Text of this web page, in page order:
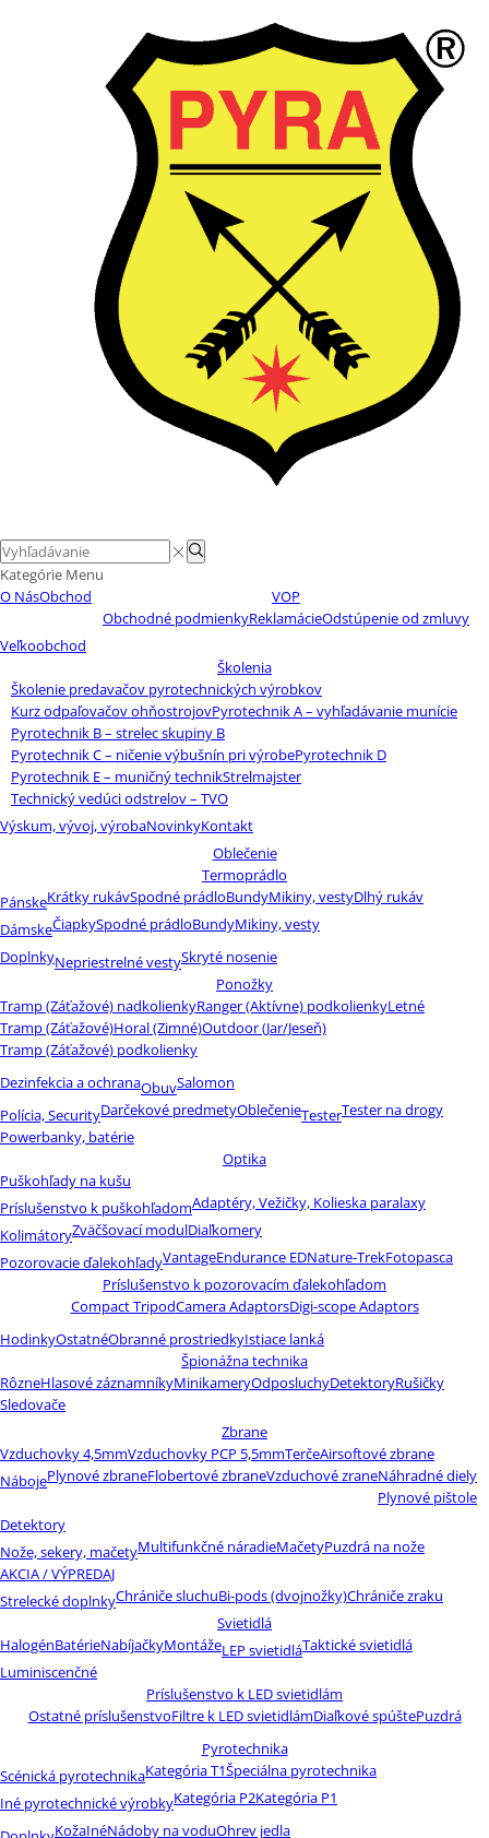
Search
input
Search
Kategórie Menu
O NásObchod
VOP
Obchodné podmienkyReklamácieOdstúpenie od zmluvy
Veľkoobchod
Školenia
Školenie predavačov pyrotechnických výrobkov
Kurz odpaľovačov ohňostrojovPyrotechnik A – vyhľadávanie munície
Pyrotechnik B – strelec skupiny B
Pyrotechnik C – ničenie výbušnín pri výrobePyrotechnik D
Pyrotechnik E – muničný technikStrelmajster
Technický vedúci odstrelov – TVO
Výskum, vývoj, výrobaNovinkyKontakt
Oblečenie
Termoprádlo
PánskeKrátky rukávSpodné prádloBundyMikiny, vestyDlhý rukáv
DámskeČiapkySpodné prádloBundyMikiny, vesty
DoplnkyNepriestrelné vestySkryté nosenie
Ponožky
Tramp (Záťažové) nadkolienkyRanger (Aktívne) podkolienkyLetné
Tramp (Záťažové)Horal (Zimné)Outdoor (Jar/Jeseň)
Tramp (Záťažové) podkolienky
Dezinfekcia a ochranaObuvSalomon
Polícia, SecurityDarčekové predmetyOblečenieTesterTester na drogy
Powerbanky, batérie
Optika
Puškohľady na kušu
Príslušenstvo k puškohľadomAdaptéry, Vežičky, Kolieska paralaxy
KolimátoryZväčšovací modulDiaľkomery
Pozorovacie ďalekohľadyVantageEndurance EDNature-TrekFotopasca
Príslušenstvo k pozorovacím ďalekohľadom
Compact TripodCamera AdaptorsDigi-scope Adaptors
HodinkyOstatnéObranné prostriedkyIstiace lanká
Špionážna technika
RôzneHlasové záznamníkyMinikameryOdposluchyDetektoryRušičky
Sledovače
Zbrane
Vzduchovky 4,5mmVzduchovky PCP 5,5mmTerčeAirsoftové zbrane
NábojePlynové zbraneFlobertové zbraneVzduchové zraneNáhradné diely
Plynové pištole
Detektory
Nože, sekery, mačetyMultifunkčné náradieMačetyPuzdrá na nože
AKCIA / VÝPREDAJ
Strelecké doplnkyChrániče sluchuBi-pods (dvojnožky)Chrániče zraku
Svietidlá
HalogénBatérieNabíjačkyMontážeLEP svietidláTaktické svietidlá
Luminiscenčné
Príslušenstvo k LED svietidlám
Ostatné príslušenstvoFiltre k LED svietidlámDiaľkové spúštePuzdrá
Pyrotechnika
Scénická pyrotechnikaKategória T1Špeciálna pyrotechnika
Iné pyrotechnické výrobkyKategória P2Kategória P1
KožaInéNádoby na voduOhrev jedla